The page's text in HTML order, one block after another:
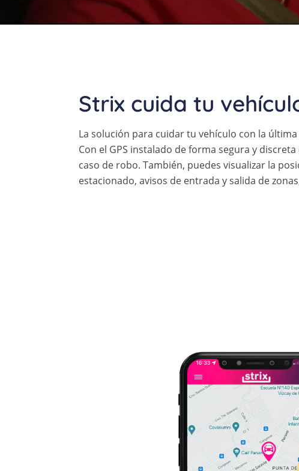
Strix cuida tu
La solución para cuidar tu vehículo con la
Con el GPS instalado de forma segura y
caso de robo. También, puedes visualizar la
estacionado, avisos de entrada y salida de